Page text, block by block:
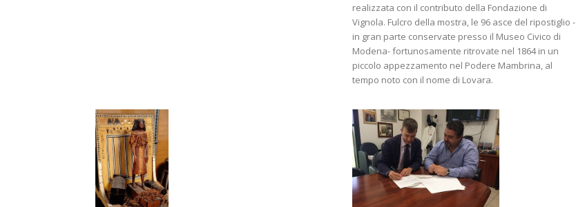
realizzata con il contributo della Fondazione di
Vignola. Fulcro della mostra, le 96 asce del ripostiglio -
in gran parte conservate presso il Museo Civico di
Modena- fortunosamente ritrovate nel 1864 in un
piccolo appezzamento nel Podere Mambrina, al
tempo noto con il nome di Lovara.